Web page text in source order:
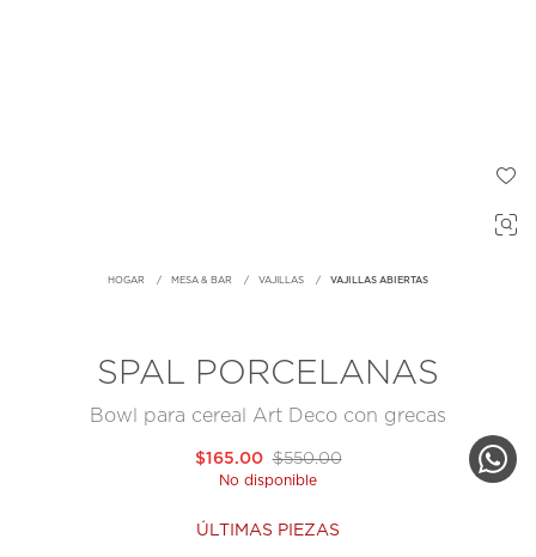
HOGAR MESA & BAR VAJILLAS VAJILLAS ABIERTAS
SPAL PORCELANAS
Bowl para cereal Art Deco con grecas
$550.00
$165.00
No disponible
ÚLTIMAS PIEZAS